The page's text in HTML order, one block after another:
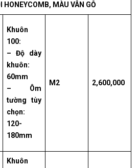
HONEYCOMB, MÀU VÂN GỖ
Khuôn
100:
– Độ dày
khuôn:
60mm
– Ôm
tường tùy
chọn:
120-
180mm
M2 2,600,000
Khuôn